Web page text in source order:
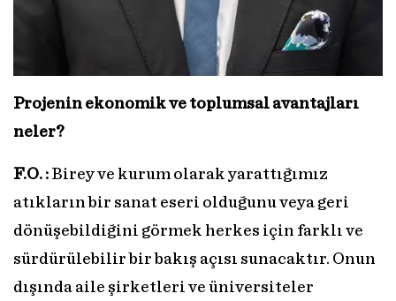
Projenin ekonomik ve toplumsal avantajları
neler?
F.O. : Birey ve kurum olarak yarattığımız
atıkların bir sanat eseri olduğunu veya geri
dönüşebildiğini görmek herkes için farklı ve
sürdürülebilir bir bakış açısı sunacaktır. Onun
dışında aile şirketleri ve üniversiteler